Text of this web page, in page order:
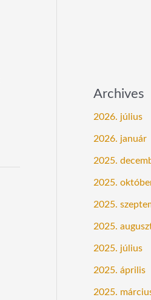
Archives
2026. július
2026. január
2025.
2025.
2025.
2025.
2025. július
2025. április
2025.